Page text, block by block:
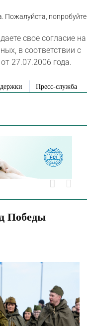
Пожалуйста, попробуйте
свое согласие на
в соответствии с
27.07.2006 года.
Пресс-служба
Победы